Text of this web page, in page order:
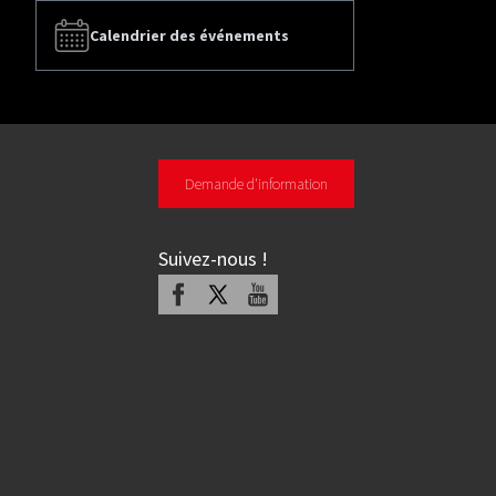
Calendrier des événements
Demande d'information
Suivez-nous !
Facebook Youtube